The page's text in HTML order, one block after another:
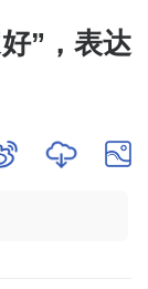
”，表达